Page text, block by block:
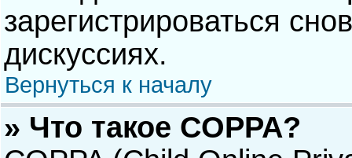
зарегистрироваться
дискуссиях.
Вернуться к началу
» Что такое COPPA?